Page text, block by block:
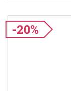
-20%